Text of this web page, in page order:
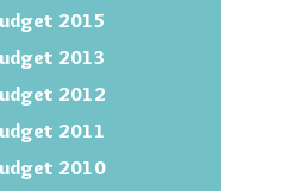
2015
2013
2012
2011
2010